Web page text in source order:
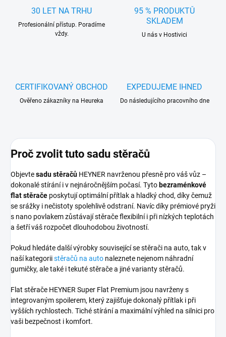
30 LET NA TRHU
Profesionální přístup. Poradíme
vždy.
95 % PRODUKTŮ
SKLADEM
U nás v Hostivici
CERTIFIKOVANÝ OBCHOD
Ověřeno zákazníky na Heureka
EXPEDUJEME IHNED
Do následujícího pracovního dne
Proč zvolit tuto sadu stěračů
Objevtesadu stěračů HEYNER navrženou přesně pro váš vůz –
dokonalé stírání i v nejnáročnějším počasí. Tyto bezraménkové
flat stěrače poskytují optimální přítlak a hladký chod, díky čemuž
se srážky i nečistoty spolehlivě odstraní. Navíc díky prémiové pryži
s nano povlakem zůstávají stěrače flexibilní i při nízkých teplotách
a šetří váš rozpočet dlouhodobou životností.
Pokud hledáte další výrobky související se stěrači na auto, tak v
naší kategoriistěračů na auto naleznete nejenom náhradní
gumičky, ale také i tekuté stěrače a jiné varianty stěračů.
Flat stěrače HEYNER Super Flat Premium jsou navrženy s
integrovaným spoilerem, který zajišťuje dokonalý přítlak i při
vyšších rychlostech. Tiché stírání a maximální výhled na silnici pro
vaši bezpečnost i komfort.